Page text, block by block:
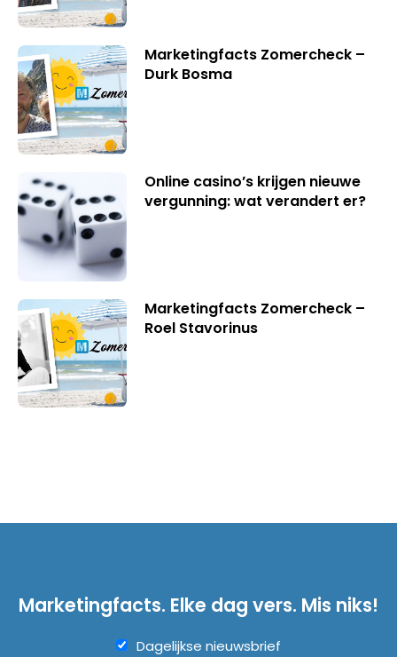
Marketingfacts Zomercheck –
Durk Bosma
Online casino’s krijgen nieuwe
vergunning: wat verandert er?
Marketingfacts Zomercheck –
Roel Stavorinus
Marketingfacts. Elke dag vers. Mis niks!
Dagelijkse nieuwsbrief